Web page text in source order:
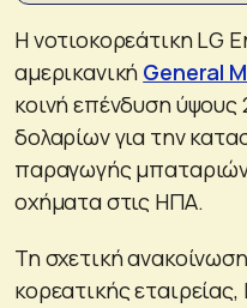
Η νοτιοκορεάτικη LG
αμερικανική General
κοινή επένδυση ύψους
δολαρίων για την
παραγωγής μπαταριών
οχήματα στις ΗΠΑ.
Τη σχετική
κορεατικής